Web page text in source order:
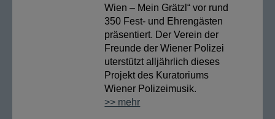
Wien – Mein Grätzl“ vor rund
350 Fest- und Ehrengästen
präsentiert. Der Verein der
Freunde der Wiener Polizei
uterstützt alljährlich dieses
Projekt des Kuratoriums
Wiener Polizeimusik.
>> mehr